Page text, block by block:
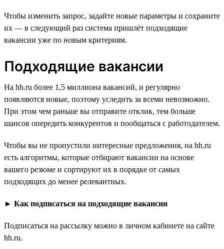
Чтобы изменить запрос, задайте новые параметры и сохраните
их — в следующий раз система пришлёт подходящие
вакансии уже по новым критериям.
Подходящие вакансии
На hh.ru более 1,5 миллиона вакансий, и регулярно
появляются новые, поэтому уследить за всеми невозможно.
При этом чем раньше вы отправите отклик, тем больше
шансов опередить конкурентов и пообщаться с работодателем.
Чтобы вы не пропустили интересные предложения, на hh.ru
есть алгоритмы, которые отбирают вакансии на основе
вашего резюме и сортируют их в порядке от самых
подходящих до менее релевантных.
► Как подписаться на подходящие вакансии
Подписаться на рассылку можно в личном кабинете на сайте
hh.ru.